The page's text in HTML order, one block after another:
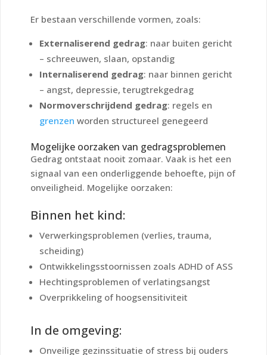
Er bestaan verschillende vormen, zoals:
Externaliserend gedrag: naar buiten gericht
– schreeuwen, slaan, opstandig
Internaliserend gedrag: naar binnen gericht
– angst, depressie, terugtrekgedrag
Normoverschrijdend gedrag: regels en
grenzen worden structureel genegeerd
Mogelijke oorzaken van gedragsproblemen
Gedrag ontstaat nooit zomaar. Vaak is het een
signaal van een onderliggende behoefte, pijn of
onveiligheid. Mogelijke oorzaken:
Binnen het kind:
Verwerkingsproblemen (verlies, trauma,
scheiding)
Ontwikkelingsstoornissen zoals ADHD of ASS
Hechtingsproblemen of verlatingsangst
Overprikkeling of hoogsensitiviteit
In de omgeving:
Onveilige gezinssituatie of stress bij ouders